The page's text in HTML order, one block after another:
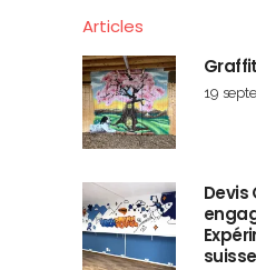
Articles
19
Devis
suisse